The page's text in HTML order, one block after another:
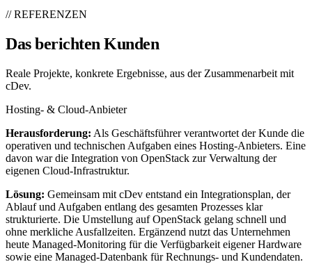
// REFERENZEN
Das berichten Kunden
Reale Projekte, konkrete Ergebnisse, aus der Zusammenarbeit mit
cDev.
Hosting- & Cloud-Anbieter
Herausforderung: Als Geschäftsführer verantwortet der Kunde die
operativen und technischen Aufgaben eines Hosting-Anbieters. Eine
davon war die Integration von OpenStack zur Verwaltung der
eigenen Cloud-Infrastruktur.
Lösung: Gemeinsam mit cDev entstand ein Integrationsplan, der
Ablauf und Aufgaben entlang des gesamten Prozesses klar
strukturierte. Die Umstellung auf OpenStack gelang schnell und
ohne merkliche Ausfallzeiten. Ergänzend nutzt das Unternehmen
heute Managed-Monitoring für die Verfügbarkeit eigener Hardware
sowie eine Managed-Datenbank für Rechnungs- und Kundendaten.